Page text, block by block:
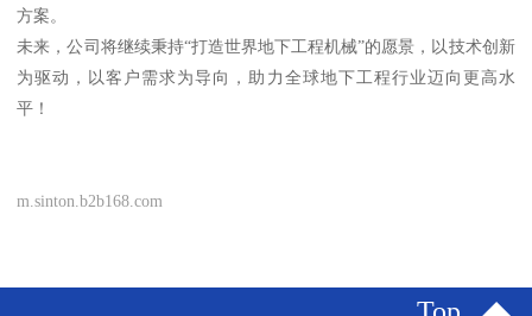
方案。
未来，公司将继续秉持“打造世界地下工程机械”的愿景，以技术创新
为驱动，以客户需求为导向，助力全球地下工程行业迈向更高水
平！
m.sinton.b2b168.com